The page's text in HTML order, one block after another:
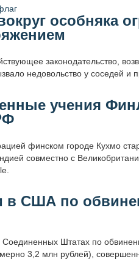
особняка
законодательство,
недовольство у соседей и
учения
финском городе Кухмо
совместно с
в США по
Штатах по
3,2 млн рублей),